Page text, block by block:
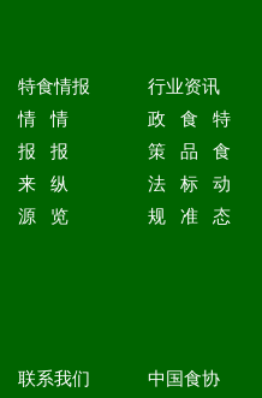
特食情报
情
报
来
源
情
报
纵
览
行业资讯
政
策
法
规
食
品
标
准
特
食
动
态
联系我们
中国食协